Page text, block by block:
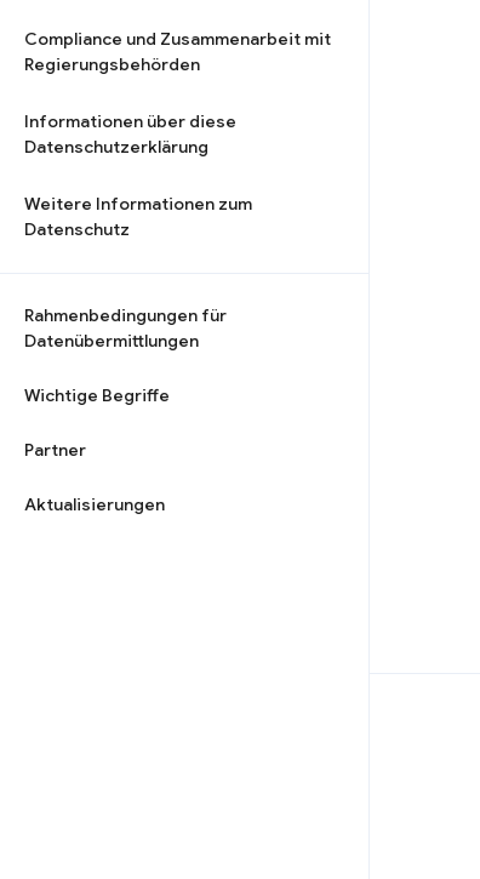
Compliance und Zusammenarbeit mit
Regierungsbehörden
Informationen über diese
Datenschutzerklärung
Weitere Informationen zum
Datenschutz
Rahmenbedingungen für
Datenübermittlungen
Wichtige Begriffe
Partner
Aktualisierungen